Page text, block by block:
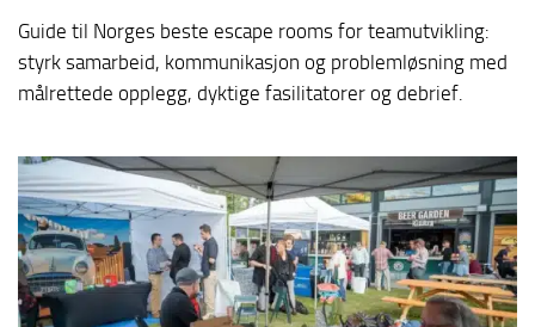
Guide til Norges beste escape rooms for teamutvikling:
styrk samarbeid, kommunikasjon og problemløsning med
målrettede opplegg, dyktige fasilitatorer og debrief.